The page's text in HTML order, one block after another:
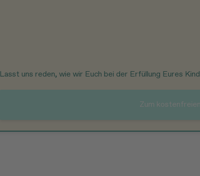
Lasst uns reden, wie wir Euch bei der Erfüllung Eures
Zum